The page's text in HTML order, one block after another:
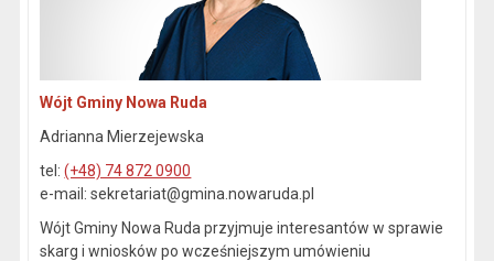
Wójt Gminy Nowa Ruda
Adrianna Mierzejewska
tel:(+48) 74 872 0900
e-mail: sekretariat@gmina.nowaruda.pl
Wójt Gminy Nowa Ruda przyjmuje interesantów w sprawie
skarg i wniosków po wcześniejszym umówieniu